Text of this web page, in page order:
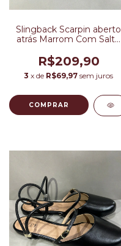
Slingback Scarpin aberto
atrás Marrom Com Salto
R$209,90
3 x de R$69,97 sem juros
COMPRAR